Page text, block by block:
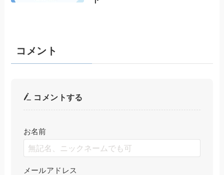
コメント
コメントする
お名前
メールアドレス